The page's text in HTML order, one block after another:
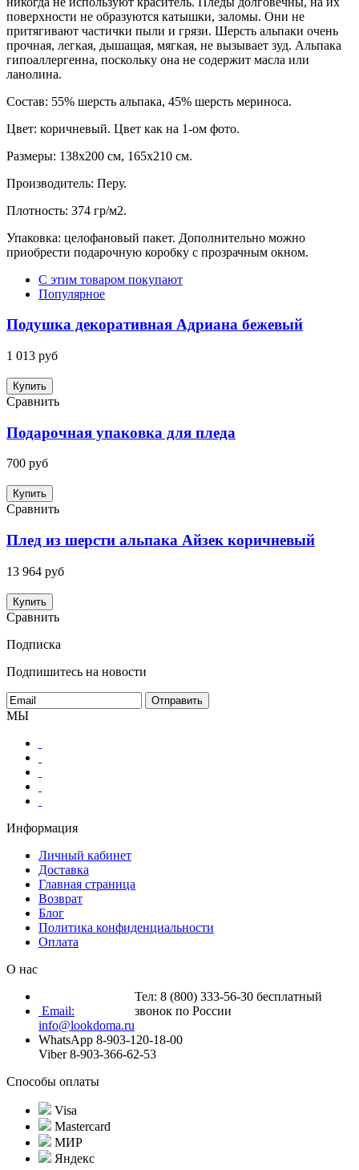
поверхности не образуются катышки, заломы. Они не
притягивают частички пыли и грязи. Шерсть альпаки очень
прочная, легкая, дышащая, мягкая, не вызывает зуд. Альпака
гипоаллергенна, поскольку она не содержит масла или
ланолина.
Состав: 55% шерсть альпака, 45% шерсть мериноса.
Цвет: коричневый. Цвет как на 1-ом фото.
Размеры: 138х200 см, 165х210 см.
Производитель: Перу.
Плотность: 374 гр/м2.
Упаковка: целофановый пакет. Дополнительно можно
приобрести подарочную коробку с прозрачным окном.
С этим товаром покупают
Популярное
Подушка декоративная Адриана бежевый
1 013 руб
Купить
Сравнить
Подарочная упаковка для пледа
700 руб
Купить
Сравнить
Плед из шерсти альпака Айзек коричневый
13 964 руб
Купить
Сравнить
Подписка
Подпишитесь на новости
МЫ
Информация
Личный кабинет
Доставка
Главная страница
Возврат
Блог
Политика конфиденциальности
Оплата
О нас
Тел: 8 (800) 333-56-30 бесплатный
звонок по России
Email:
info@lookdoma.ru
WhatsApp 8-903-120-18-00
Viber 8-903-366-62-53
Способы оплаты
Visa
Mastercard
МИР
Яндекс